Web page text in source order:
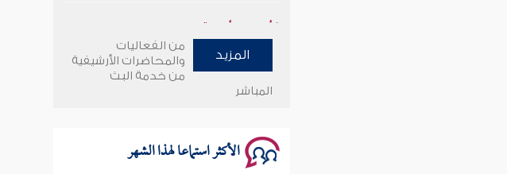
وأمنهم من خوف 9
سلسلة محاضرات نفحات رمضانية
المزيد
من الفعاليات
والمحاضرات الأرشيفية
من خدمة البث
المباشر
الأكثر استماعا لهذا الشهر